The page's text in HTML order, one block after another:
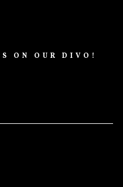
ON OUR DIVO!